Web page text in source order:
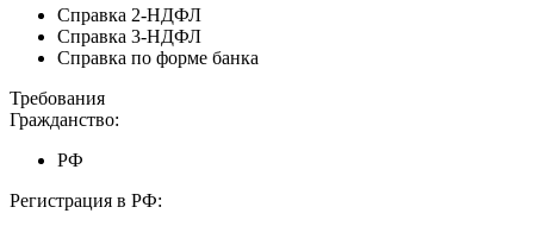
Справка 2-НДФЛ
Справка 3-НДФЛ
Справка по форме банка
Требования
Гражданство:
РФ
Регистрация в РФ: